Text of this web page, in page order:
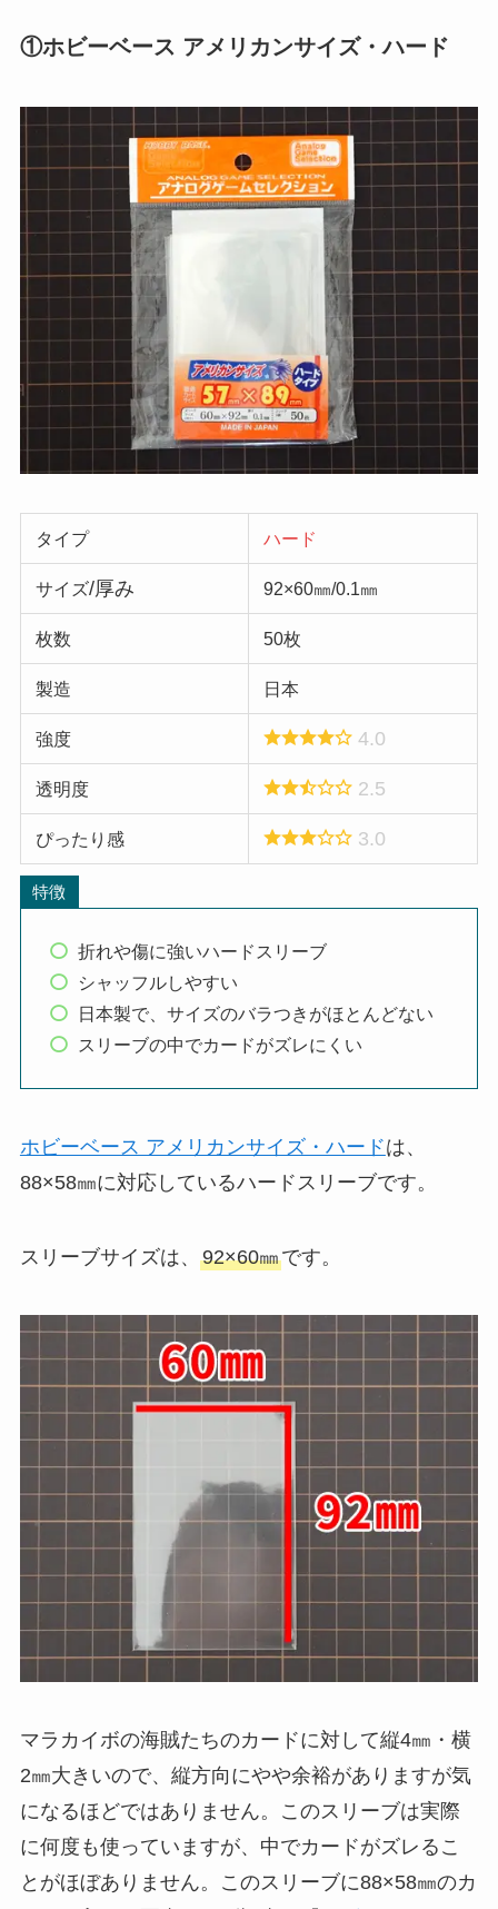
①ホビーベース アメリカンサイズ・ハード
タイプ ハード
サイズ/厚み 92×60㎜/0.1㎜
枚数 50枚
製造 日本
強度 4.0
透明度 2.5
ぴったり感 3.0
特徴
折れや傷に強いハードスリーブ
シャッフルしやすい
日本製で、サイズのバラつきがほとんどない
スリーブの中でカードがズレにくい
ホビーベース アメリカンサイズ・ハードは、
88×58㎜に対応しているハードスリーブです。
スリーブサイズは、 92×60㎜です。
マラカイボの海賊たちのカードに対して縦4㎜・横
2㎜大きいので、縦方向にやや余裕がありますが気
になるほどではありません。このスリーブは実際
に何度も使っていますが、中でカードがズレるこ
とがほぼありません。このスリーブに88×58㎜のカ